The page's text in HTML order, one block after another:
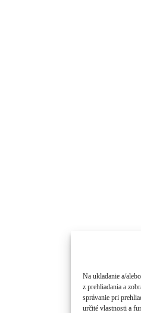
Na ukladanie a/
z prehliadania a
správanie pri
určité vlastnosti a